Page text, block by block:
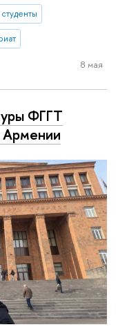
студенты
8 мая
ФГГТ
Армении